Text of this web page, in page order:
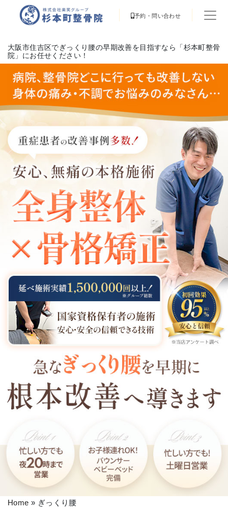
予約・問い合わせ
大阪市住吉区でぎっくり腰の早期改善を目指すなら「杉本町整骨
院」にお任せください！
Home » ぎっくり腰